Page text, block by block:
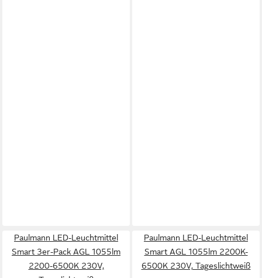
Paulmann LED-Leuchtmittel
Smart 3er-Pack AGL 1055lm
2200-6500K 230V,
Paulmann LED-Leuchtmittel
Smart AGL 1055lm 2200K-
6500K 230V, Tageslichtweiß